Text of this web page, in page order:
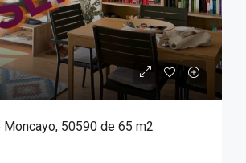
Moncayo, 50590 de 65 m2